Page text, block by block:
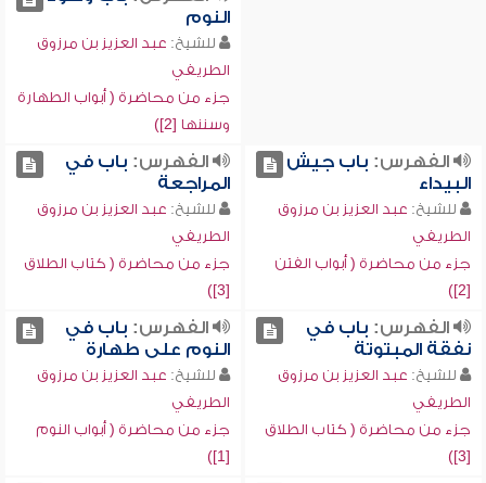
النوم
للشيخ: عبد العزيز بن مرزوق
الطريفي
جزء من محاضرة ( أبواب الطهارة
وسننها [2])
الفهرس: باب جيش
البيداء
للشيخ: عبد العزيز بن مرزوق
الطريفي
جزء من محاضرة ( أبواب الفتن
[2])
الفهرس: باب في
المراجعة
للشيخ: عبد العزيز بن مرزوق
الطريفي
جزء من محاضرة ( كتاب الطلاق
[3])
الفهرس: باب في
نفقة المبتوتة
للشيخ: عبد العزيز بن مرزوق
الطريفي
جزء من محاضرة ( كتاب الطلاق
[3])
الفهرس: باب في
النوم على طهارة
للشيخ: عبد العزيز بن مرزوق
الطريفي
جزء من محاضرة ( أبواب النوم
[1])